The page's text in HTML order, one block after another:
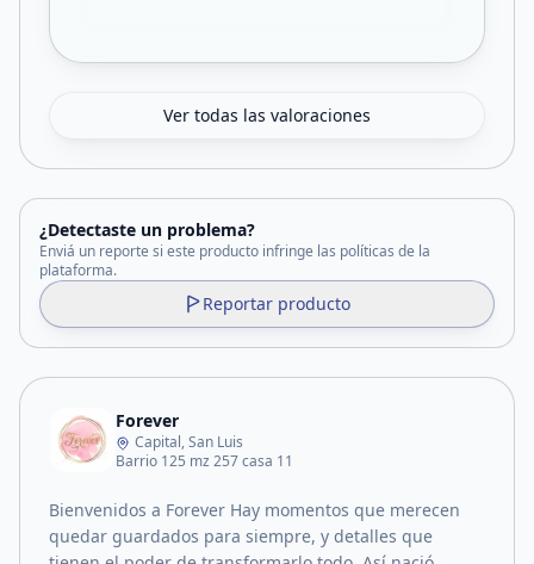
Ver todas las valoraciones
¿Detectaste un problema?
Enviá un reporte si este producto infringe las políticas de la
plataforma.
Reportar producto
Forever
Capital, San Luis
Barrio 125 mz 257 casa 11
Bienvenidos a Forever Hay momentos que merecen
quedar guardados para siempre, y detalles que